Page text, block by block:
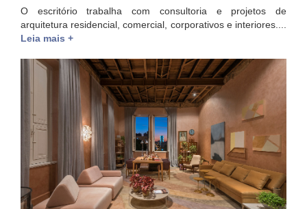
O escritório trabalha com consultoria e projetos de
arquitetura residencial, comercial, corporativos e interiores....
Leia mais +